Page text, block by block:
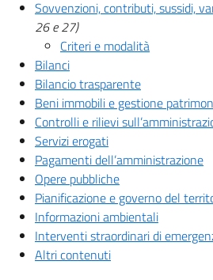
Sovvenzioni, contributi, sussidi,
26 e 27)
Criteri e modalità
Bilanci
Bilancio trasparente
Beni immobili e gestione
Controlli e rilievi
Servizi erogati
Pagamenti dell’amministrazione
Opere pubbliche
Pianificazione e governo del
Informazioni ambientali
Interventi straordinari di
Altri contenuti